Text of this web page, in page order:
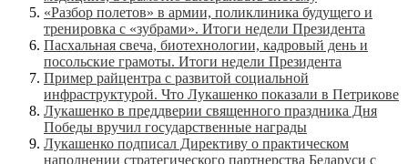
«Разбор полетов» в армии, поликлиника будущего и
тренировка с «зубрами». Итоги недели Президента
Пасхальная свеча, биотехнологии, кадровый день и
посольские грамоты. Итоги недели Президента
Пример райцентра с развитой социальной
инфраструктурой. Что Лукашенко показали в Петрикове
Лукашенко в преддверии священного праздника Дня
Победы вручил государственные награды
Лукашенко подписал Директиву о практическом
наполнении стратегического партнерства Беларуси с